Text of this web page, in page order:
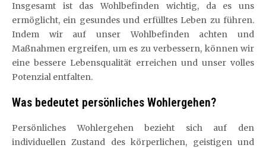
Insgesamt ist das Wohlbefinden wichtig, da es uns
ermöglicht, ein gesundes und erfülltes Leben zu führen.
Indem wir auf unser Wohlbefinden achten und
Maßnahmen ergreifen, um es zu verbessern, können wir
eine bessere Lebensqualität erreichen und unser volles
Potenzial entfalten.
Was bedeutet persönliches Wohlergehen?
Persönliches Wohlergehen bezieht sich auf den
individuellen Zustand des körperlichen, geistigen und